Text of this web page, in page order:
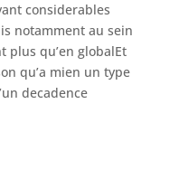
considerables
notamment au sein
plus qu’en globalEt
qu’a mien un type
decadence